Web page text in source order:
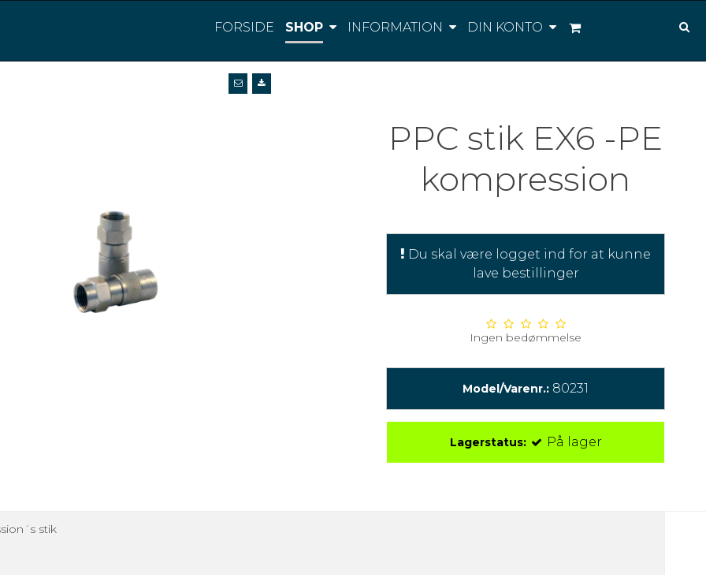
FORSIDE SHOP INFORMATION DIN KONTO
PPC stik EX6 -PE
kompression
Du skal være logget ind for at kunne
lave bestillinger
Ingen bedømmelse
Model/Varenr.: 80231
Lagerstatus: På lager
stik